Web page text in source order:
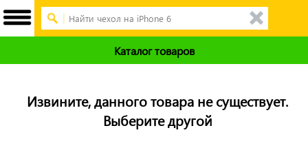
Каталог товаров
Извините, данного товара не существует.
Выберите другой